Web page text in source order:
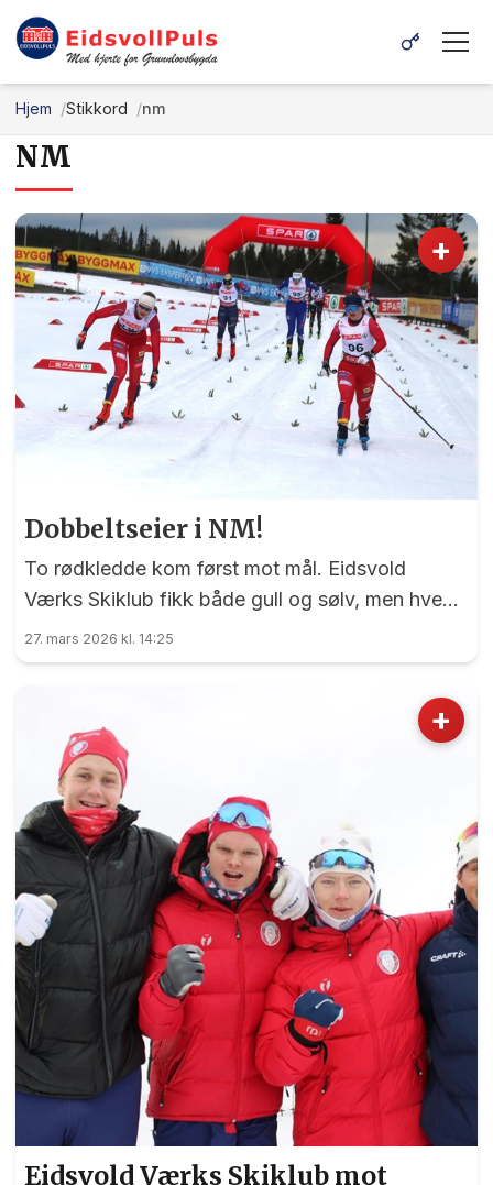
Hjem Stikkord nm
NM
+
Dobbeltseier i NM!
To rødkledde kom først mot mål. Eidsvold
Værks Skiklub fikk både gull og sølv, men hvem
var egentlig først over målstreken og kan kalle
seg norgesmester?
27. mars 2026 kl. 14:25
+
Eidsvold Værks Skiklub mot